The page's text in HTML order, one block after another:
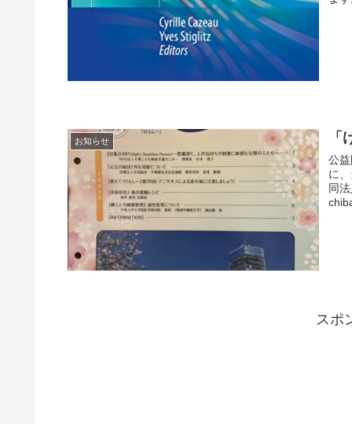
お知らせ
公
に
同
スポ